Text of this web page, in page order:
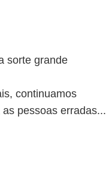
sorte grande
continuamos
pessoas erradas...